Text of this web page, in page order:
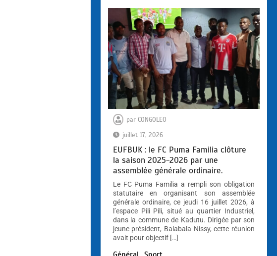
par CONGOLEO
juillet 17, 2026
EUFBUK : le FC Puma Familia clôture
la saison 2025-2026 par une
assemblée générale ordinaire.
Le FC Puma Familia a rempli son obligation
statutaire en organisant son assemblée
générale ordinaire, ce jeudi 16 juillet 2026, à
l’espace Pili Pili, situé au quartier Industriel,
dans la commune de Kadutu. Dirigée par son
jeune président, Balabala Nissy, cette réunion
avait pour objectif […]